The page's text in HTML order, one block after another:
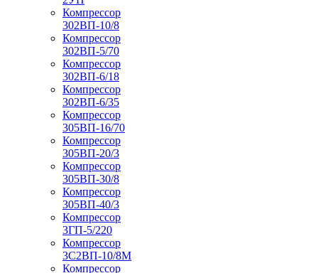
Компрессор
302ВП-10/8
Компрессор
302ВП-5/70
Компрессор
302ВП-6/18
Компрессор
302ВП-6/35
Компрессор
305ВП-16/70
Компрессор
305ВП-20/3
Компрессор
305ВП-30/8
Компрессор
305ВП-40/3
Компрессор
3ГП-5/220
Компрессор
3С2ВП-10/8М
Компрессор